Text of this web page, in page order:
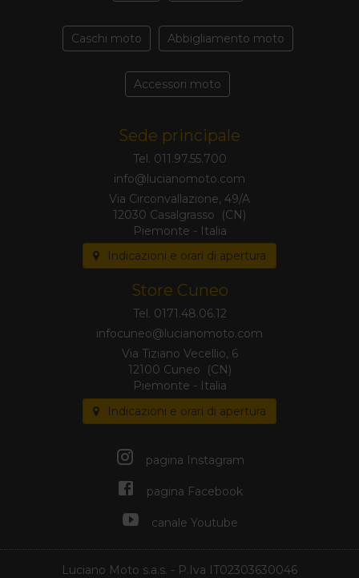
Caschi moto Abbigliamento moto
Accessori moto
Sede principale
Tel. 011.97.55.700
Via Circonvallazione, 49/A
12030 Casalgrasso (CN)
Piemonte - Italia
Indicazioni e orari di apertura
Store Cuneo
Tel. 0171.48.06.12
Via Tiziano Vecellio, 6
12100 Cuneo (CN)
Piemonte - Italia
Indicazioni e orari di apertura
pagina Instagram
pagina Facebook
canale Youtube
Luciano Moto s.a.s. - P.Iva IT02303630046